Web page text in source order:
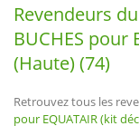
Revendeurs
BUCHES pour
(Haute) (74)
Retrouvez tous les
pour EQUATAIR (kit